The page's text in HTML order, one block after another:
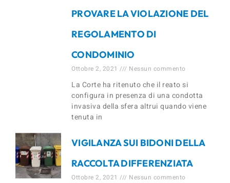
PROVARE LA VIOLAZIONE DEL
REGOLAMENTO DI
CONDOMINIO
Ottobre 2, 2021 Nessun commento
La Corte ha ritenuto che il reato si
configura in presenza di una condotta
invasiva della sfera altrui quando viene
tenuta in
VIGILANZA SUI BIDONI DELLA
RACCOLTA DIFFERENZIATA
Ottobre 2, 2021 Nessun commento